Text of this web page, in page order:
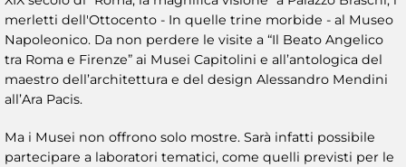
merletti dell'Ottocento - In quelle trine morbide - al Museo
Napoleonico. Da non perdere le visite a “Il Beato Angelico
tra Roma e Firenze” ai Musei Capitolini e all’antologica del
maestro dell’architettura e del design Alessandro Mendini
all’Ara Pacis.
Ma i Musei non offrono solo mostre. Sarà infatti possibile
partecipare a laboratori tematici, come quelli previsti per le